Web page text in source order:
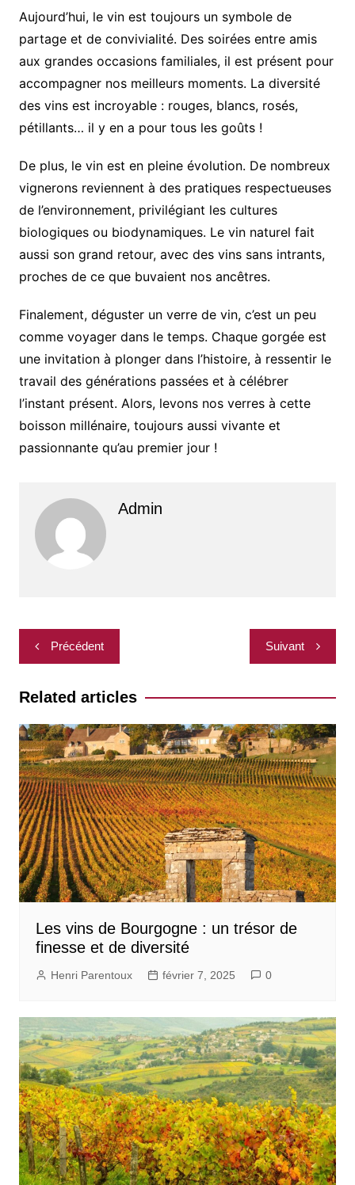
Aujourd’hui, le vin est toujours un symbole de
partage et de convivialité. Des soirées entre amis
aux grandes occasions familiales, il est présent pour
accompagner nos meilleurs moments. La diversité
des vins est incroyable : rouges, blancs, rosés,
pétillants… il y en a pour tous les goûts !
De plus, le vin est en pleine évolution. De nombreux
vignerons reviennent à des pratiques respectueuses
de l’environnement, privilégiant les cultures
biologiques ou biodynamiques. Le vin naturel fait
aussi son grand retour, avec des vins sans intrants,
proches de ce que buvaient nos ancêtres.
Finalement, déguster un verre de vin, c’est un peu
comme voyager dans le temps. Chaque gorgée est
une invitation à plonger dans l’histoire, à ressentir le
travail des générations passées et à célébrer
l’instant présent. Alors, levons nos verres à cette
boisson millénaire, toujours aussi vivante et
passionnante qu’au premier jour !
Admin
Navigation
de
l’article
Précédent Suivant
Related articles
Les vins de Bourgogne : un trésor de
finesse et de diversité
Henri Parentoux février 7, 2025 0